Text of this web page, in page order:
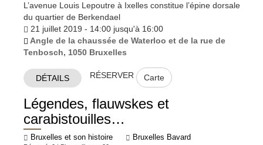
L’avenue Louis Lepoutre à Ixelles constitue l’épine dorsale
du quartier de Berkendael
21 juillet 2019 - 14:00 jusqu'à 16:00
Angle de la chaussée de Waterloo et de la rue de
Tenbosch, 1050 Bruxelles
DÉTAILS RÉSERVER Carte
Légendes, flauwskes et
carabistouilles…
Bruxelles et son histoire Bruxelles Bavard